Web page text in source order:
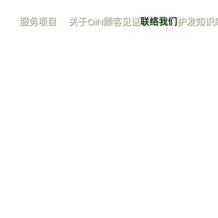
服务项目 关于OiN顾客见证联络我们护发知识